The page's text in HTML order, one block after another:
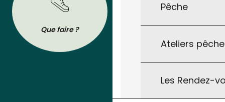
Pêche
Ateliers
Les Rendez-
Que faire ?
BROCHURES
Tout pour préparer votre séjour : les
brochures de l’Office de Tourisme à